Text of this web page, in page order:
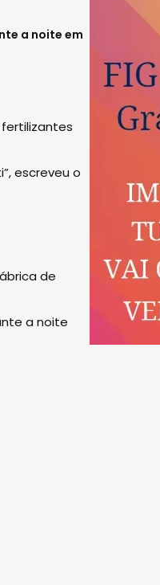
a noite em
escreveu o
de
a noite